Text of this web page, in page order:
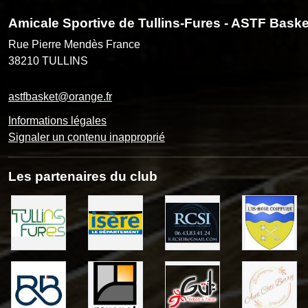
Amicale Sportive de Tullins-Fures - ASTF
Rue Pierre Mendès France
38210 TULLINS
astfbasket@orange.fr
Informations légales
Signaler un contenu inapproprié
Les partenaires du club